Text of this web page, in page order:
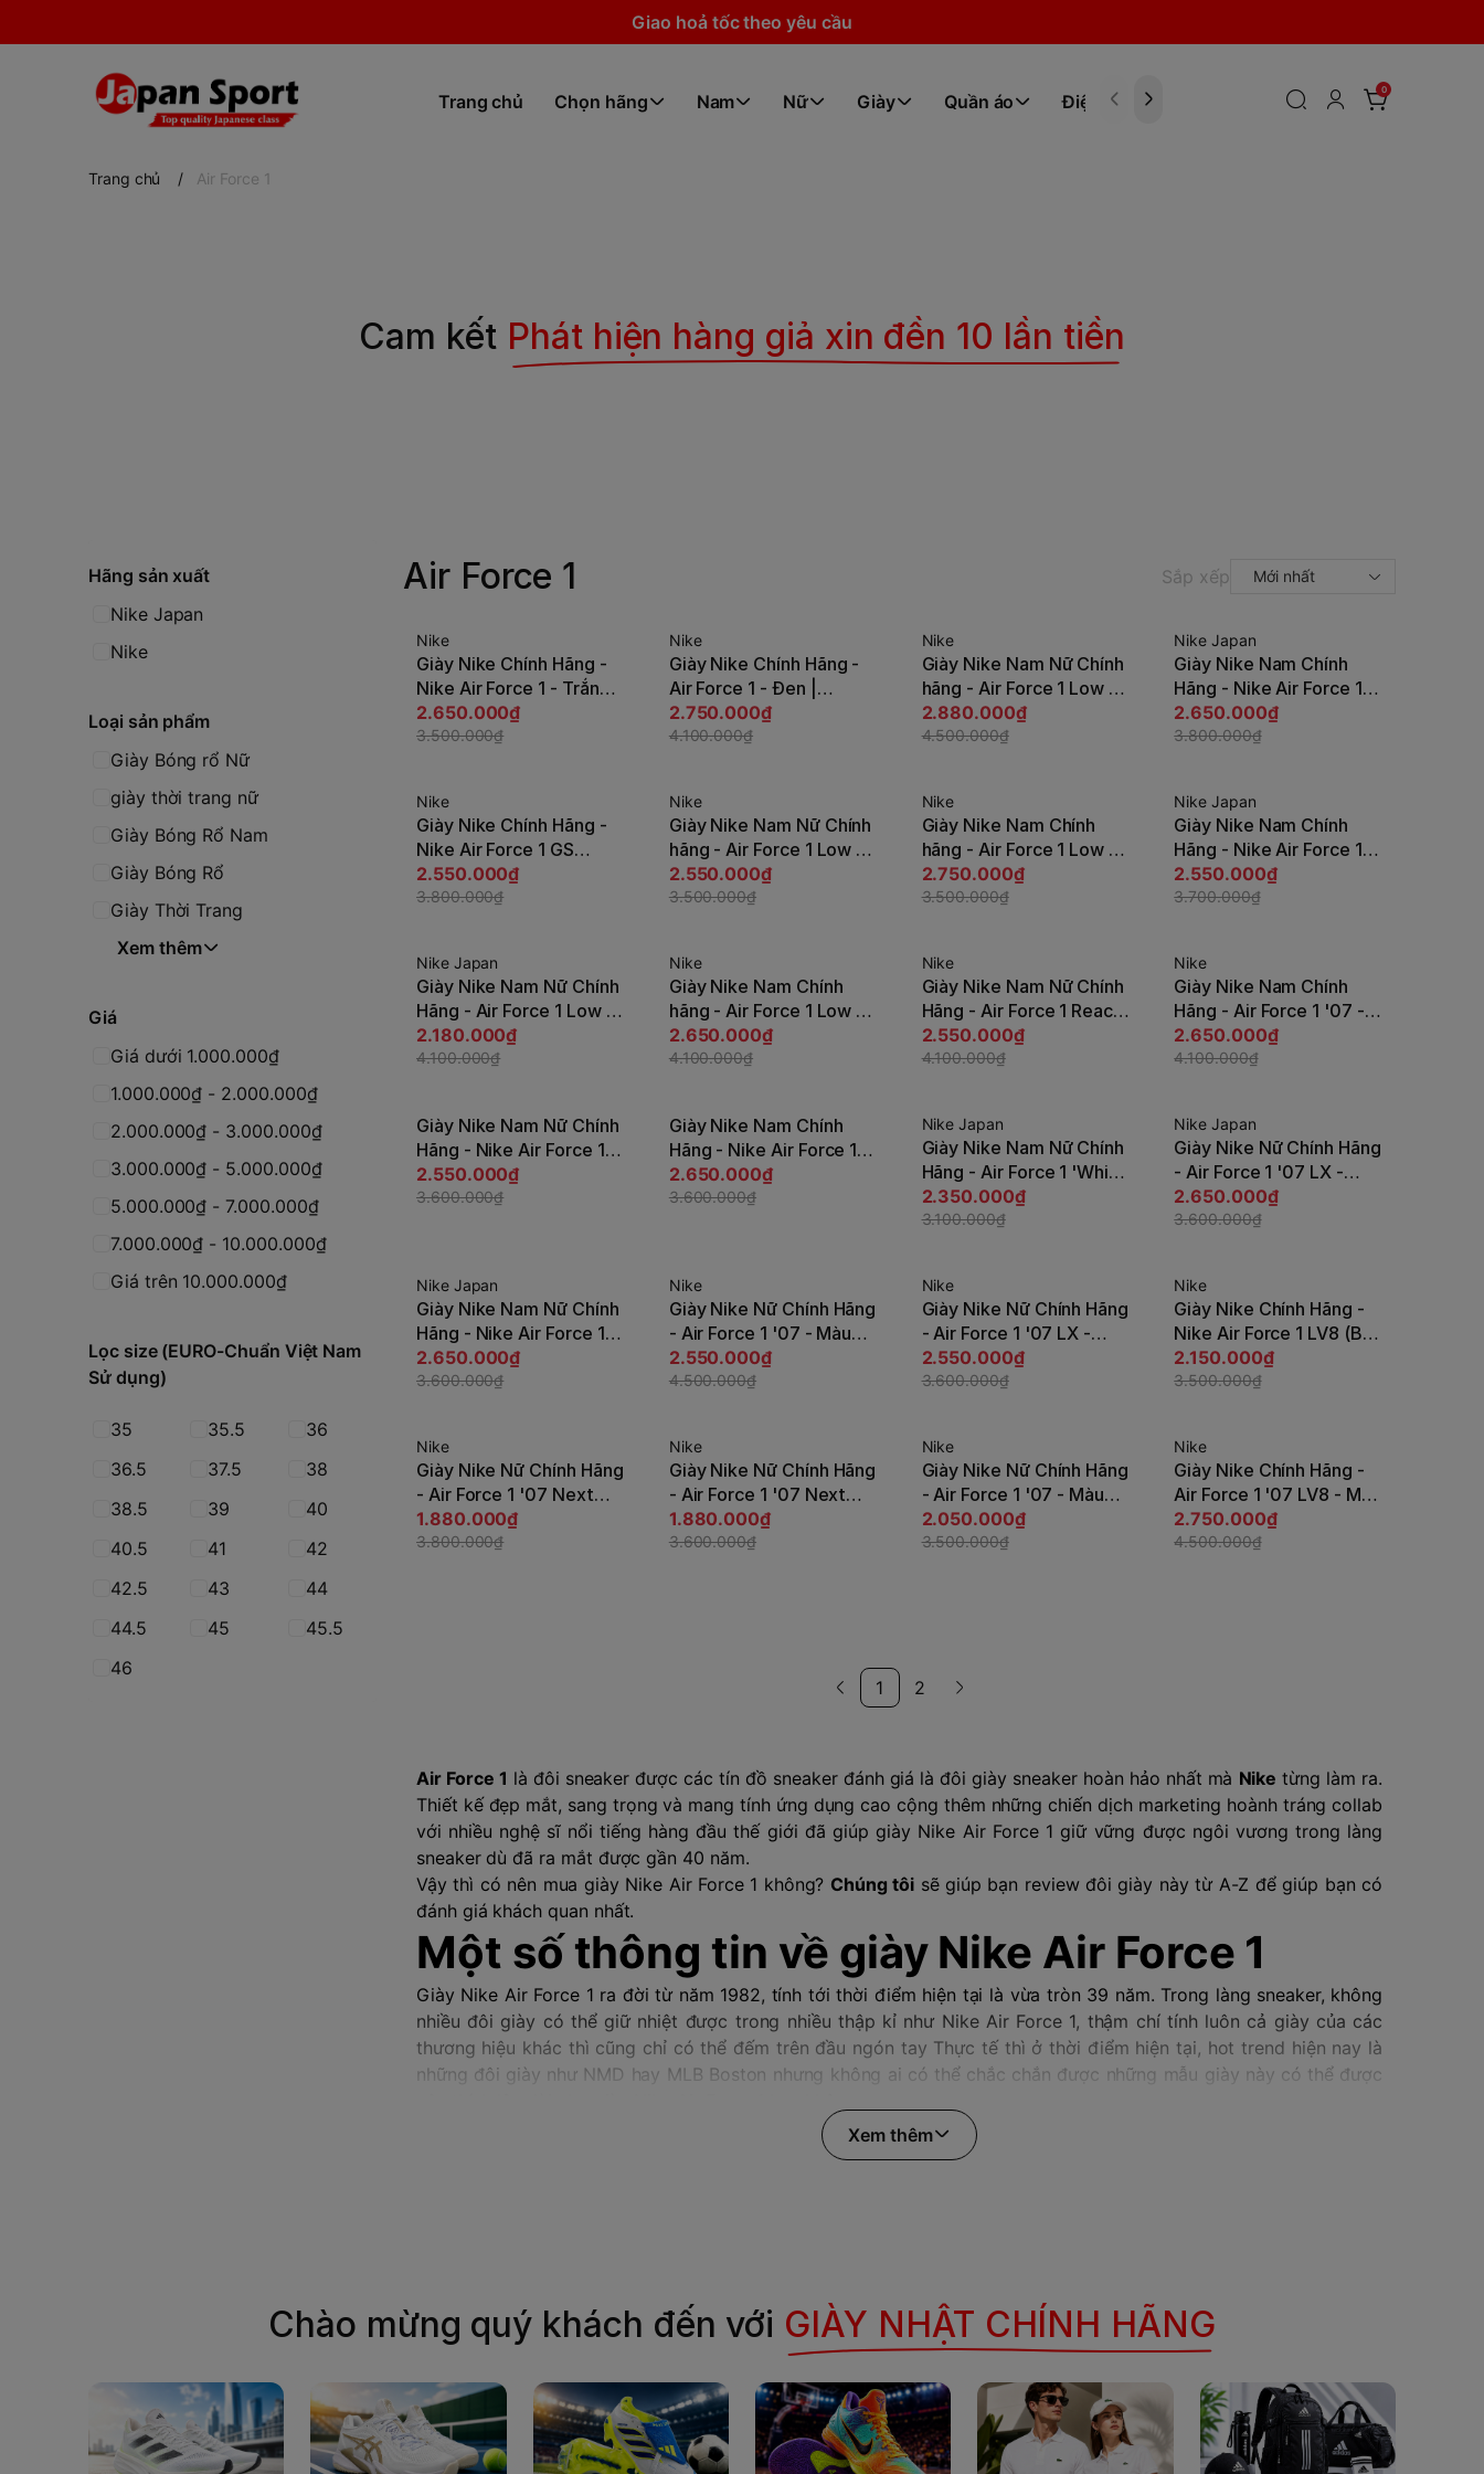
Giao hoả tốc theo yêu cầu
Trang chủ Chọn hãng Nam Nữ Giày Quần áo Điện tử
0
Trang chủ / Air Force 1
Cam kết Phát hiện hàng giả xin đền 10 lần tiền
Giá
Giá dưới 1.000.000₫
1.000.000₫ - 2.000.000₫
2.000.000₫ - 3.000.000₫
3.000.000₫ - 5.000.000₫
5.000.000₫ - 7.000.000₫
7.000.000₫ - 10.000.000₫
Giá trên 10.000.000₫
Hãng sản xuất
Nike Japan
Nike
Loại sản phẩm
Giày Bóng rổ Nữ
giày thời trang nữ
Giày Bóng Rổ Nam
Giày Bóng Rổ
Giày Thời Trang
Xem thêm
Lọc size (EURO-Chuẩn Việt Nam
Sử dụng)
35 35.5
36
36.5
37.5
38
38.5
39
40
40.5
41
42
42.5
43
44
44.5
45
45.5
46
Air Force 1 Sắp xếp Mới nhất
-25%
Tùy chọn
Nike
Giày Nike Chính Hãng -
Nike Air Force 1 - Trắng |
JapanSport CW2288-111
2.650.000₫
3.500.000₫
-33%
Tùy chọn
Nike
Giày Nike Chính Hãng -
Air Force 1 - Đen |
JapanSport CW2288-
001
2.750.000₫
4.100.000₫
-36%
Tùy chọn
Nike
Giày Nike Nam Nữ Chính
hãng - Air Force 1 Low -
Đen | JapanSport
DV0788-001
2.880.000₫
4.500.000₫
-31%
Tùy chọn
Nike Japan
Giày Nike Nam Chính
Hãng - Nike Air Force 1
'07 LX MEN's - Trắng |
JapanSport DV0791-100
2.650.000₫
3.800.000₫
-33%
Tùy chọn
Nike
Giày Nike Chính Hãng -
Nike Air Force 1 GS
'White Black' - Trắng |
JapanSport CT3839-
2.550.000₫
3.800.000₫
-28%
Tùy chọn
Nike
Giày Nike Nam Nữ Chính
hãng - Air Force 1 Low -
Trắng | JapanSport
DH2920-111
2.550.000₫
3.500.000₫
-22%
Tùy chọn
Nike
Giày Nike Nam Chính
hãng - Air Force 1 Low -
Trắng | JapanSport
CT2302-100
2.750.000₫
3.500.000₫
-32%
Tùy chọn
Nike Japan
Giày Nike Nam Chính
Hãng - Nike Air Force 1
'07 LV8 - Đen |
JapanSport FB2048-
2.550.000₫
3.700.000₫
-47%
Tùy chọn
Nike Japan
Giày Nike Nam Nữ Chính
Hãng - Air Force 1 Low x
UNDERCOVER - Trắng |
JapanSport DQ7558-101
2.180.000₫
4.100.000₫
-36%
Tùy chọn
Nike
Giày Nike Nam Chính
hãng - Air Force 1 Low -
Trắng | JapanSport
FJ5440-133
2.650.000₫
4.100.000₫
-38%
Tùy chọn
Nike
Giày Nike Nam Nữ Chính
Hãng - Air Force 1 React
- Trắng | JapanSport
DM0573-100
2.550.000₫
4.100.000₫
-36%
Tùy chọn
Nike
Giày Nike Nam Chính
Hãng - Air Force 1 '07 -
Đen | JapanSport
CT2302-002
2.650.000₫
4.100.000₫
-30%
Tùy chọn
Giày Nike Nam Nữ Chính
Hãng - Nike Air Force 1
'07 LV8 - Trắng |
JapanSport FN5832-100
2.550.000₫
3.600.000₫
-27%
Tùy chọn
Giày Nike Nam Chính
Hãng - Nike Air Force 1
'07 LV8 - Trắng |
JapanSport FN5832-001
2.650.000₫
3.600.000₫
-25%
Tùy chọn
Nike Japan
Giày Nike Nam Nữ Chính
Hãng - Air Force 1 'White
Black' (GS) - Màu trắng |
JapanSport FV5948-101
2.350.000₫
3.100.000₫
-27%
Tùy chọn
Nike Japan
Giày Nike Nữ Chính Hãng
- Air Force 1 '07 LX -
Màu Trắng | JapanSport
FZ5225-100
2.650.000₫
3.600.000₫
-27%
Tùy chọn
Nike Japan
Giày Nike Nam Nữ Chính
Hãng - Nike Air Force 1
'07 LV8 - Màu đen |
JapanSport FZ5225-001
2.650.000₫
3.600.000₫
-44%
Tùy chọn
Nike
Giày Nike Nữ Chính Hãng
- Air Force 1 '07 - Màu
Kaki | JapanSport
HV4306-234
2.550.000₫
4.500.000₫
-30%
Tùy chọn
Nike
Giày Nike Nữ Chính Hãng
- Air Force 1 '07 LX -
Màu Trắng | JapanSport
IB8875-111
2.550.000₫
3.600.000₫
-39%
Tùy chọn
Nike
Giày Nike Chính Hãng -
Nike Air Force 1 LV8 (Big
Kids) - Màu Đen |
JapanSport IB8845-001
2.150.000₫
3.500.000₫
-51%
Tùy chọn
Nike
Giày Nike Nữ Chính Hãng
- Air Force 1 '07 Next
Nature - Màu xanh |
JapanSport DV3808-113
1.880.000₫
3.800.000₫
-48%
Tùy chọn
Nike
Giày Nike Nữ Chính Hãng
- Air Force 1 '07 Next
Nature - Màu hồng |
JapanSport DV3808-111
1.880.000₫
3.600.000₫
-42%
Tùy chọn
Nike
Giày Nike Nữ Chính Hãng
- Air Force 1 '07 - Màu
Trắng | JapanSport
IH3204-100
2.050.000₫
3.500.000₫
-39%
Tùy chọn
Nike
Giày Nike Chính Hãng -
Air Force 1 '07 LV8 - Màu
Đen | JapanSport
IB6388-001
2.750.000₫
4.500.000₫
1 2
Air Force 1 là đôi sneaker được các tín đồ sneaker đánh giá là đôi giày sneaker hoàn hảo nhất mà Nike từng làm ra.
Thiết kế đẹp mắt, sang trọng và mang tính ứng dụng cao cộng thêm những chiến dịch marketing hoành tráng collab
với nhiều nghệ sĩ nổi tiếng hàng đầu thế giới đã giúp giày Nike Air Force 1 giữ vững được ngôi vương trong làng
sneaker dù đã ra mắt được gần 40 năm.
Vậy thì có nên mua giày Nike Air Force 1 không? Chúng tôi sẽ giúp bạn review đôi giày này từ A-Z để giúp bạn có
đánh giá khách quan nhất.
Một số thông tin về giày Nike Air Force 1
Giày Nike Air Force 1 ra đời từ năm 1982, tính tới thời điểm hiện tại là vừa tròn 39 năm. Trong làng sneaker, không
nhiều đôi giày có thể giữ nhiệt được trong nhiều thập kỉ như Nike Air Force 1, thậm chí tính luôn cả giày của các
thương hiệu khác thì cũng chỉ có thể đếm trên đầu ngón tay Thực tế thì ở thời điểm hiện tại, hot trend hiện nay là
những đôi giày như NMD hay MLB Boston nhưng không ai có thể chắc chắn được những mẫu giày này có thể được
của đôi giày này là để chơi bóng rổ và ở thời điểm đó môn thể thao được mọi người ưa chuộng nhất chính là bóng
rổ nên đa số đều lựa chọn những đôi Nike Air Force Mid để bảo vệ mắt cá chân. Tuy nhiên phiên bản tạo được tiếng
cũng cho thấy đây là mẫu giày Nike Air Force 1 bán chạy nhất cho đến ngày nay.
Air Force 1 có 3 phiên bản: cổ thấp, cổ trung và cao
Xem thêm
Chào mừng quý khách đến với GIÀY NHẬT CHÍNH HÃNG